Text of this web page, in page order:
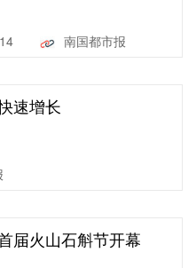
南国都市报
速增长
届火山石斛节开幕